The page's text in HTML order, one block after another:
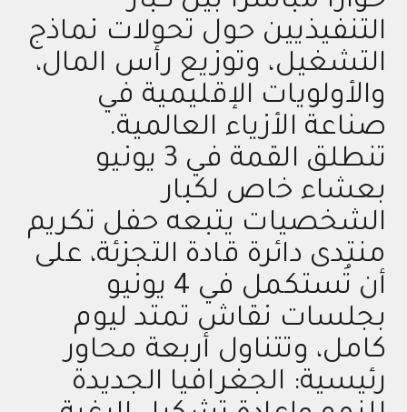
التنفيذيين حول تحولات نماذج
التشغيل، وتوزيع رأس المال،
والأولويات الإقليمية في
صناعة الأزياء العالمية.
تنطلق القمة في 3 يونيو
بعشاء خاص لكبار
الشخصيات يتبعه حفل تكريم
منتدى دائرة قادة التجزئة، على
أن تُستكمل في 4 يونيو
بجلسات نقاش تمتد ليوم
كامل، وتتناول أربعة محاور
رئيسية: الجغرافيا الجديدة